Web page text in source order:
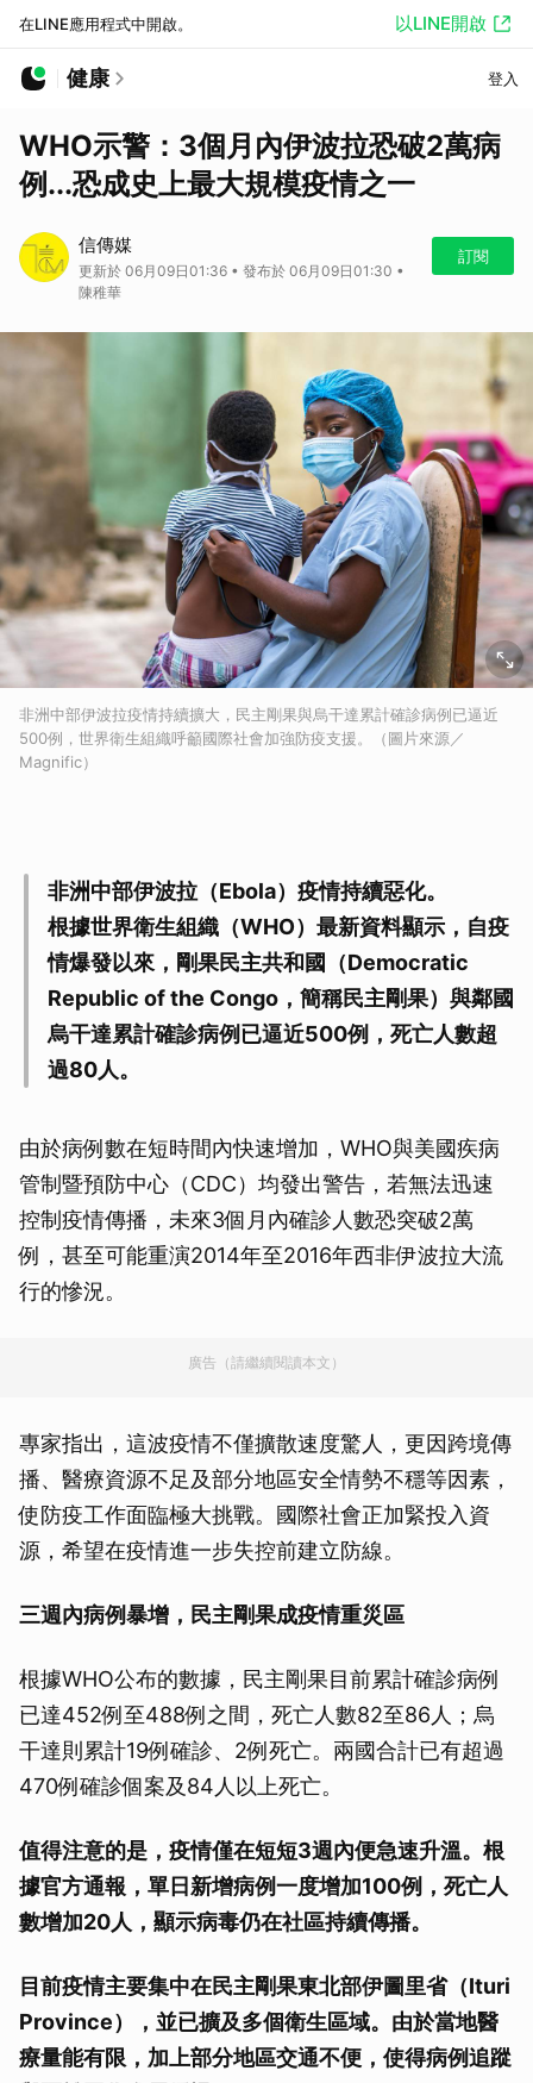
在LINE應用程式中開啟。 以LINE開啟
健康 登入
WHO示警：3個月內伊波拉恐破2萬病
例...恐成史上最大規模疫情之一
信傳媒
更新於 06月09日01:36 • 發布於 06月09日01:30 •
陳稚華
訂閱
非洲中部伊波拉疫情持續擴大，民主剛果與烏干達累計確診病例已逼近
500例，世界衛生組織呼籲國際社會加強防疫支援。（圖片來源／
Magnific）
非洲中部伊波拉（Ebola）疫情持續惡化。
根據世界衛生組織（WHO）最新資料顯示，自疫
情爆發以來，剛果民主共和國（Democratic
Republic of the Congo，簡稱民主剛果）與鄰國
烏干達累計確診病例已逼近500例，死亡人數超
過80人。
由於病例數在短時間內快速增加，WHO與美國疾病
管制暨預防中心（CDC）均發出警告，若無法迅速
控制疫情傳播，未來3個月內確診人數恐突破2萬
例，甚至可能重演2014年至2016年西非伊波拉大流
行的慘況。
廣告（請繼續閱讀本文）
專家指出，這波疫情不僅擴散速度驚人，更因跨境傳
播、醫療資源不足及部分地區安全情勢不穩等因素，
使防疫工作面臨極大挑戰。國際社會正加緊投入資
源，希望在疫情進一步失控前建立防線。
三週內病例暴增，民主剛果成疫情重災區
根據WHO公布的數據，民主剛果目前累計確診病例
已達452例至488例之間，死亡人數82至86人；烏
干達則累計19例確診、2例死亡。兩國合計已有超過
470例確診個案及84人以上死亡。
值得注意的是，疫情僅在短短3週內便急速升溫。根
據官方通報，單日新增病例一度增加100例，死亡人
數增加20人，顯示病毒仍在社區持續傳播。
目前疫情主要集中在民主剛果東北部伊圖里省（Ituri
Province），並已擴及多個衛生區域。由於當地醫
療量能有限，加上部分地區交通不便，使得病例追蹤